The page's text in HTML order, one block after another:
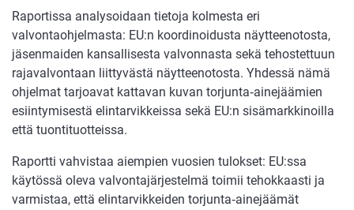
Raportissa analysoidaan tietoja kolmesta eri
valvontaohjelmasta: EU:n koordinoidusta näytteenotosta,
jäsenmaiden kansallisesta valvonnasta sekä tehostettuun
rajavalvontaan liittyvästä näytteenotosta. Yhdessä nämä
ohjelmat tarjoavat kattavan kuvan torjunta‑ainejäämien
esiintymisestä elintarvikkeissa sekä EU:n sisämarkkinoilla
että tuontituotteissa.
Raportti vahvistaa aiempien vuosien tulokset: EU:ssa
käytössä oleva valvontajärjestelmä toimii tehokkaasti ja
varmistaa, että elintarvikkeiden torjunta‑ainejäämät